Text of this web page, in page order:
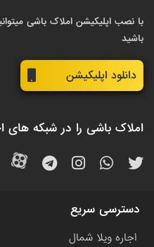
با نصب اپلیکیشن املاک باشی
باشید
دانلود اپلیکیشن
املاک باشی را در شبکه های
دسترسی سریع
اجاره ویلا شمال